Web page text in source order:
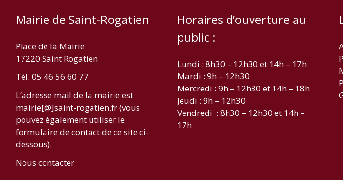
Mairie de Saint-Rogatien
Place de la Mairie
17220 Saint Rogatien
Tél. 05 46 56 60 77
L’adresse mail de la mairie est
mairie[@]saint-rogatien.fr (vous
pouvez également utiliser le
formulaire de contact de ce site ci-
dessous).
Nous contacter
Horaires d’ouverture au
public :
Lundi : 8h30 – 12h30 et 14h – 17h
Mardi : 9h – 12h30
Mercredi : 9h – 12h30 et 14h – 18h
Jeudi : 9h – 12h30
Vendredi : 8h30 – 12h30 et 14h –
17h